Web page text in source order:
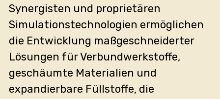
Synergisten und proprietären
Simulationstechnologien ermöglichen
die Entwicklung maßgeschneiderter
Lösungen für Verbundwerkstoffe,
geschäumte Materialien und
expandierbare Füllstoffe, die